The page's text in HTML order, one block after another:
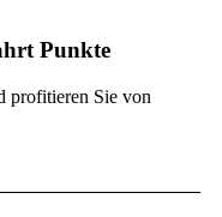
Punkte
profitieren Sie von